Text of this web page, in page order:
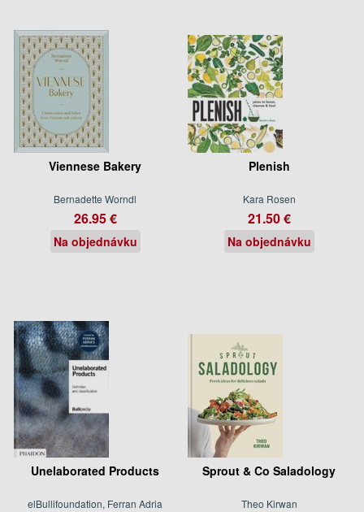
Viennese Bakery
Bernadette Worndl
26.95 €
Na objednávku
Plenish
Kara Rosen
21.50 €
Na objednávku
Unelaborated Products
elBullifoundation, Ferran Adria
Sprout & Co Saladology
Theo Kirwan